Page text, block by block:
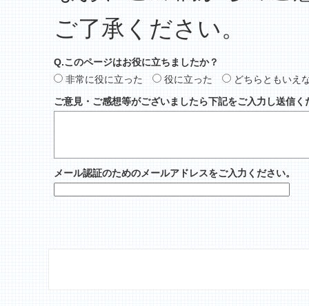
ご了承ください。
Q.このページはお役に立ちましたか？
非常に役に立った
役に立った
どちらともいえ
ご意見・ご感想等がございましたら下記をご入力し送信く
メール認証のためのメールアドレスをご入力ください。